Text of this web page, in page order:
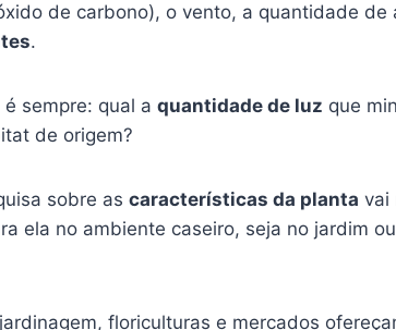
de carbono), o vento, a quantidade de
.
sempre: qual a quantidade de luz que
de origem?
sobre as características da planta vai
ela no ambiente caseiro, seja no jardim
floriculturas e mercados